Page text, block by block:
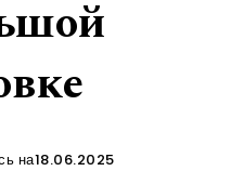
на18.06.2025